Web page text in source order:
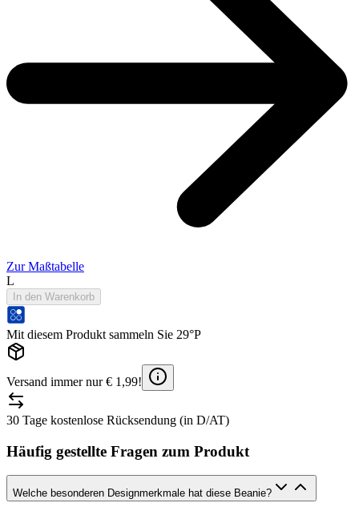
Zur Maßtabelle
L
In den Warenkorb
Mit diesem Produkt sammeln Sie 29°P
Versand immer nur € 1,99!
30 Tage kostenlose Rücksendung (in D/AT)
Häufig gestellte Fragen zum Produkt
Welche besonderen Designmerkmale hat diese Beanie?